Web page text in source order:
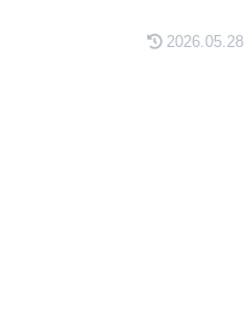
2026.05.28